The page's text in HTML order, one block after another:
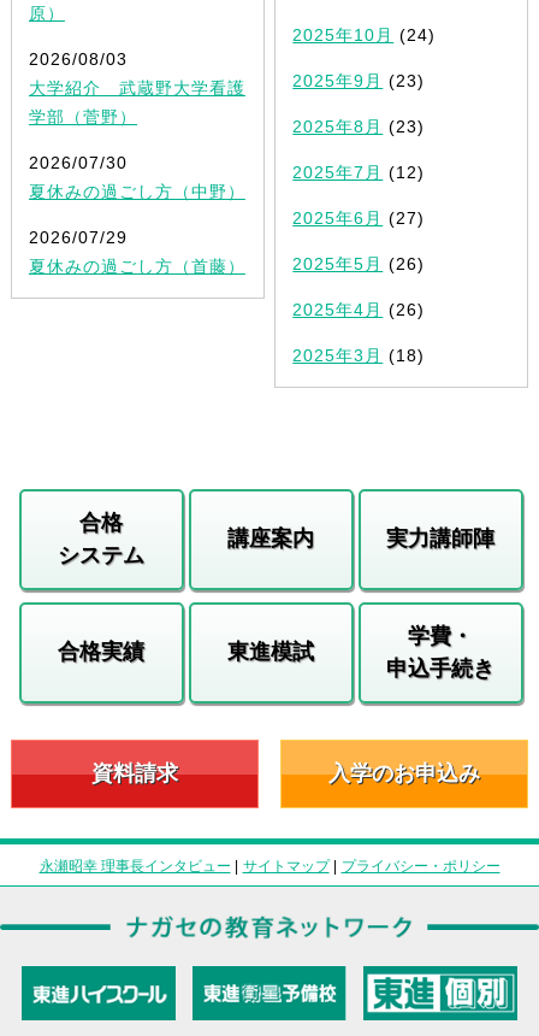
原）
2026/08/03
大学紹介 武蔵野大学看護
学部（菅野）
2026/07/30
夏休みの過ごし方（中野）
2026/07/29
夏休みの過ごし方（首藤）
2025年10月 (24)
2025年9月 (23)
2025年8月 (23)
2025年7月 (12)
2025年6月 (27)
2025年5月 (26)
2025年4月 (26)
2025年3月 (18)
合格
システム
講座案内 実力講師陣
合格実績 東進模試
学費・
申込手続き
資料請求 入学のお申込み
永瀬昭幸 理事長インタビュー | サイトマップ| プライバシー・ポリシー